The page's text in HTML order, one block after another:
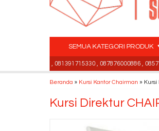
SEMUA KATEGORI PRODUK
99842501 , 081391715330 , 087876000886 ,
Beranda » Kursi Kantor Chairman » Kursi
Kursi Direktur